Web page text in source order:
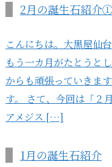
2月の誕生石紹介①
こんにちは。大黒屋仙
もう一カ月がたとうと
からも頑張っていきま
す。 さて、今回は「２
アメジス […]
1月の誕生石紹介